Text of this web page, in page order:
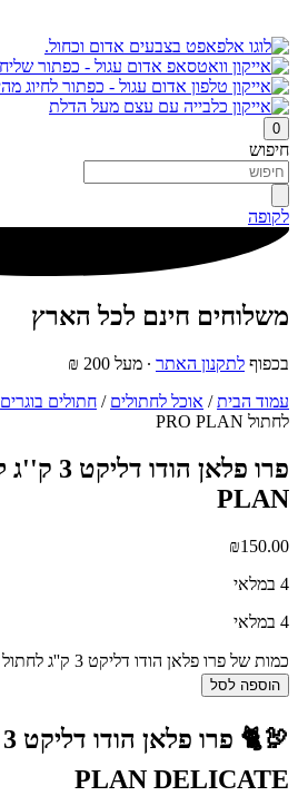
0
חיפוש
לקופה
משלוחים חינם לכל הארץ
בכפוף לתקנון האתר ∙ מעל 200 ₪
עמוד הבית/ אוכל לחתולים / חתולים בוגרים
לחתול PRO PLAN
PLAN
₪150.00
4 במלאי
4 במלאי
כמות של פרו פלאן הודו דליקט 3 ק''ג לחתול PRO PLAN
הוספה לסל
PLAN DELICATE